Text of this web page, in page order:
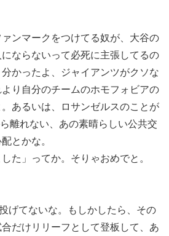
ンマークをつけてる奴が、大谷の
ならないって必死に主張してるの
かったよ、ジャイアンツがクソな
り自分のチームのホモフォビアの
あるいは、ロサンゼルスのことが
離れない、あの素晴らしい公共交
とかな。
した」ってか。そりゃおめでと。
げてないな。もしかしたら、その
だけリリーフとして登板して、あ